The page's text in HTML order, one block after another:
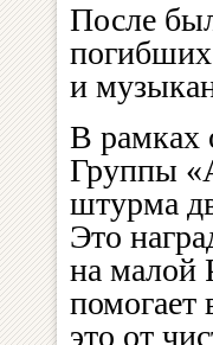
После
и
В рамках
Группы
штурма
Это
на малой
помогает
это от